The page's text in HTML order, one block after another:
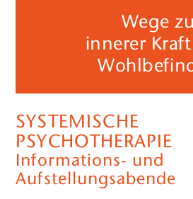
Wege zu
innerer
SYSTEMISCHE
PSYCHOTHERAPIE
Informations- und
Aufstellungsabende